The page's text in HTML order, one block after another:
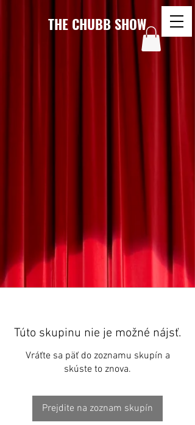
THE CHUBB SHOW
Túto skupinu nie je možné nájsť.
Vráťte sa päť do zoznamu skupín a
skúste to znova.
Prejdite na zoznam skupín